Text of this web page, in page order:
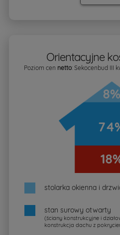
Orientacyjne
Poziom cen netto: Sekocenbud III
8%
stolarka okienna i
stan surowy otwarty
(ściany konstrukcyjne i
konstrukcja dachu z